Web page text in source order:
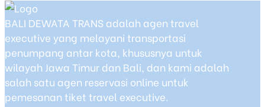
BALI DEWATA TRANS adalah agen travel
executive yang melayani transportasi
penumpang antar kota, khususnya untuk
wilayah Jawa Timur dan Bali, dan kami adalah
salah satu agen reservasi online untuk
pemesanan tiket travel executive.